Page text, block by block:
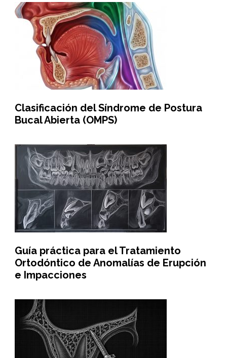
Clasificación del Síndrome de Postura
Bucal Abierta (OMPS)
Guía práctica para el Tratamiento
Ortodóntico de Anomalías de Erupción
e Impacciones